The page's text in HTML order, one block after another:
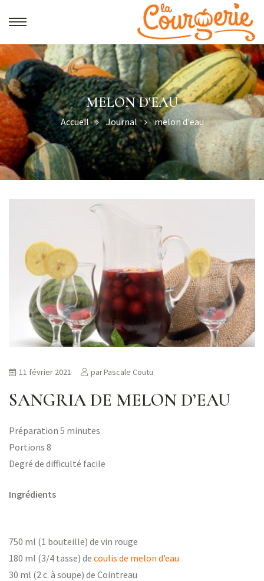
MELON D'EAU
Accueil Journal melon d'eau
SANGRIA DE MELON D’EAU
11 février 2021 parPascale Coutu
Préparation 5 minutes
Portions 8
Degré de difficulté facile
Ingrédients
750 ml (1 bouteille) de vin rouge
180 ml (3/4 tasse) de coulis de melon d’eau
30 ml (2 c. à soupe) de Cointreau